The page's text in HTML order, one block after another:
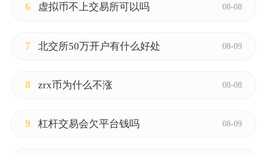
6 虚拟币不上交易所可以吗 08-08
7 北交所50万开户有什么好处 08-09
8 zrx币为什么不涨 08-08
9 杠杆交易会欠平台钱吗 08-09